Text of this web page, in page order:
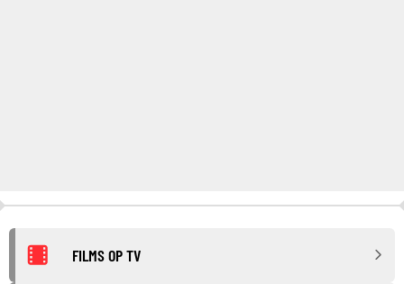
FILMS OP TV